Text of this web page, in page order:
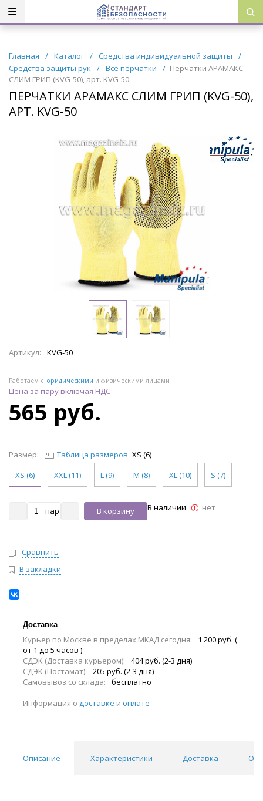
Главная / Каталог / Средства индивидуальной защиты
/
Средства защиты рук
/ Все перчатки / Перчатки АРАМАКС
СЛИМ ГРИП (KVG-50), арт. KVG-50
ПЕРЧАТКИ АРАМАКС СЛИМ ГРИП (KVG-50),
АРТ. KVG-50
Артикул: KVG-50
Работаем с юридическими и физическими лицами
Цена за пару включая НДС
565 руб.
Размер: Таблица размеров XS (6)
XS (6)
XXL (11) L (9) M (8) XL (10) S (7)
пар В корзину В наличии нет
Сравнить
В закладки
Доставка
Курьер по Москве в пределах МКАД сегодня:
1 200 руб. (
от 1 до 5 часов )
СДЭК (Доставка курьером):
404 руб. (2-3 дня)
СДЭК (Постамат):
205 руб. (2-3 дня)
Самовывоз со склада:
бесплатно
Информация о доставке и оплате
Описание Характеристики Доставка